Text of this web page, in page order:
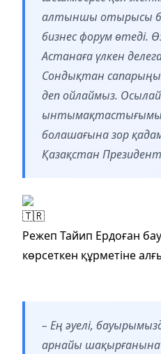
алтыншы отырысы
бизнес форум өтеді.
Астанаға үлкен
Сондықтан
деп ойлаймыз.
болашағына зор
Қазақстан
Режеп Тайип Ердоған
көрсеткен құрметіне
– Ең әуелі,
арнайы